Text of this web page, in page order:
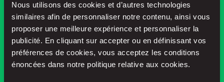
Nous utilisons des cookies et d’autres technologies
similaires afin de personnaliser notre contenu, ainsi vous
proposer une meilleure expérience et personnaliser la
publicité. En cliquant sur accepter ou en définissant vos
préférences de cookies, vous acceptez les conditions
énoncées dans notre politique relative aux cookies.
Trouvez votre place en un rien de
temps